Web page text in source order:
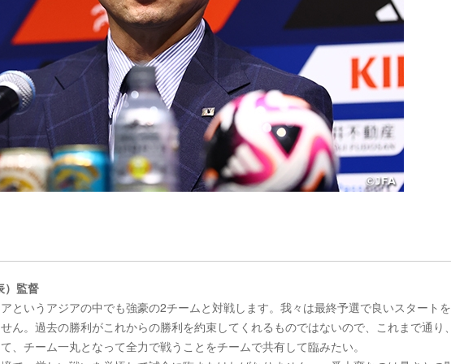
）監督
というアジアの中でも強豪の2チームと対戦します。我々は最終予選で良いスタート
ん。過去の勝利がこれからの勝利を約束してくれるものではないので、これまで通り
、チーム一丸となって全力で戦うことをチームで共有して臨みたい。